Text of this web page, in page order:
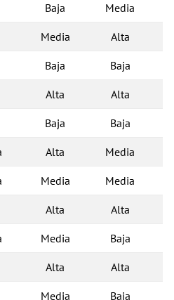
Baja Media
Media Alta
Baja Baja
Alta Alta
Baja Baja
Alta Media
Media Media
Alta Alta
Media Baja
Alta Alta
Media Baja